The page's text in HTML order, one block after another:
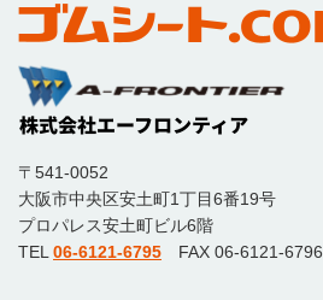
〒541-0052
大阪市中央区安土町1丁目6番19号
プロパレス安土町ビル6階
TEL 06-6121-6795 FAX 06-6121-6796